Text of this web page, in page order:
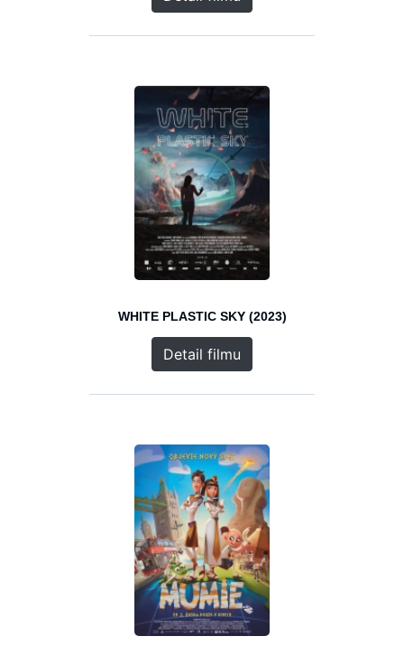
WHITE PLASTIC SKY (2023)
Detail filmu